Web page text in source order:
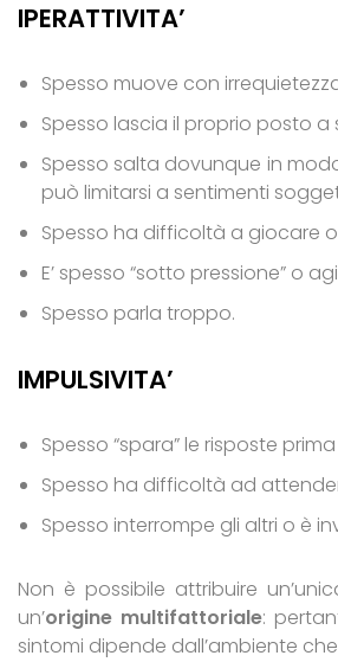
IPERATTIVITA’
Spesso muove con
Spesso lascia il proprio posto
Spesso salta dovunque in
può limitarsi a sentimenti
Spesso ha difficoltà a giocare
E’ spesso “sotto pressione” o
Spesso parla troppo.
IMPULSIVITA’
Spesso “spara” le risposte
Spesso ha difficoltà ad
Spesso interrompe gli altri o è
Non è possibile attribuire
un’origine multifattoriale:
sintomi dipende dall’ambiente